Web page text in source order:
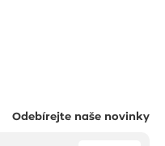
Odebírejte naše novinky